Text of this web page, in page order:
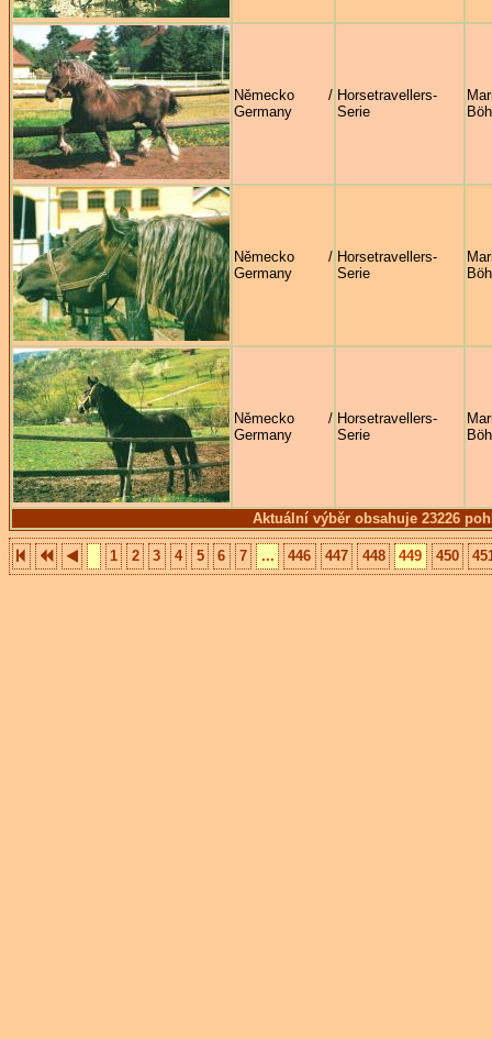
Aktuální výběr obsahuje 23226
Německo /
Germany
Horsetravellers-
Serie
Německo /
Germany
Horsetravellers-
Serie
Německo /
Germany
Horsetravellers-
Serie
1 2 3 4 5 6 7 ... 446 447 448 449 450